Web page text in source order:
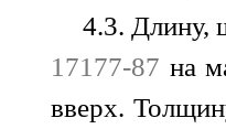
4.3. Длину,
17177-87 на
вверх.